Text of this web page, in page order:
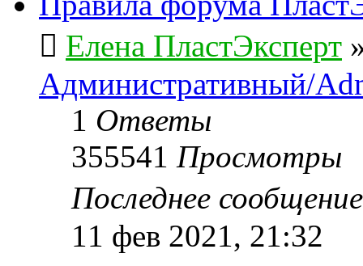
Елена ПластЭксперт
Административный/
1 Ответы
355541 Просмотры
Последнее
11 фев 2021, 21:32